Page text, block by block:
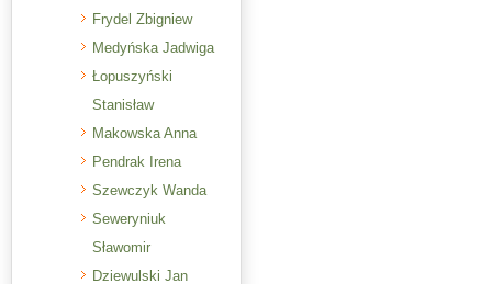
Frydel Zbigniew
Medyńska Jadwiga
Łopuszyński
Stanisław
Makowska Anna
Pendrak Irena
Szewczyk Wanda
Seweryniuk
Sławomir
Dziewulski Jan